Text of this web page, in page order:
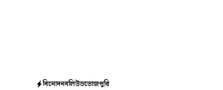
বিনোদনবলিউডভোজপুরি